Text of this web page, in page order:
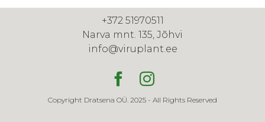
+372 51970511
Narva mnt. 135, Jõhvi
info@viruplant.ee
Copyright Dratsena OÜ. 2025 - All Rights Reserved